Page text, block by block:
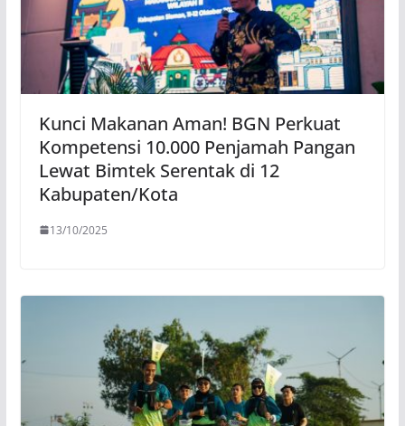
Kunci Makanan Aman! BGN Perkuat
Kompetensi 10.000 Penjamah Pangan
Lewat Bimtek Serentak di 12
Kabupaten/Kota
13/10/2025